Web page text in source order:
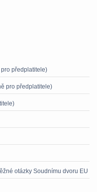
předplatitele)
pro předplatitele)
otázky Soudnímu dvoru EU